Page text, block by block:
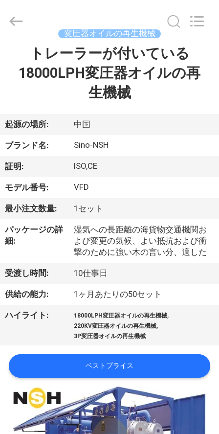
ダ
ク
ト
私
に
い
て
場
旅
行
品
NSH
変圧器オイルの再生機械
トレーラーが付いている
18000LPH変圧器オイルの再
生機械
起源の場所: 中国
ブランド名: Sino-NSH
証明: ISO,CE
モデル番号: VFD
最小注文数量: 1セット
パッケージの詳
細:
湿気への長距離の海貨物交通機関お
よび変更の気候、よい抵抗および衝
撃のために強い木の言い分、適した
受渡し時間: 10仕事日
供給の能力: 1ヶ月あたりの50セット
ハイライト: 18000LPH変圧器オイルの再生機械,
220KV変圧器オイルの再生機械,
3P変圧器オイルの再生機械
ベストプライス